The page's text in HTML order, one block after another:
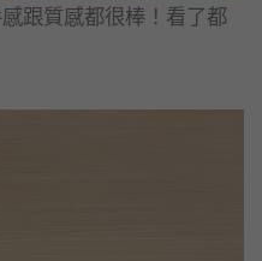
跟質感都很棒！看了都